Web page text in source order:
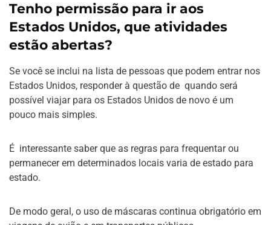
Tenho permissão para ir aos
Estados Unidos, que atividades
estão abertas?
Se você se inclui na lista de pessoas que podem entrar nos
Estados Unidos, responder à questão de quando será
possível viajar para os Estados Unidos de novo é um
pouco mais simples.
É interessante saber que as regras para frequentar ou
permanecer em determinados locais varia de estado para
estado.
De modo geral, o uso de máscaras continua obrigatório em